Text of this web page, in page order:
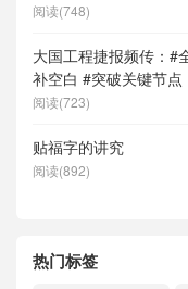
阅读(748)
大国工程捷报频传：#
补空白 #突破关键节点
阅读(723)
贴福字的讲究
阅读(892)
热门标签